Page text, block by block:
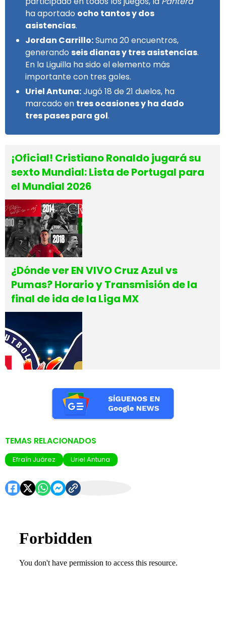
ha aportado ocho tantos y dos
asistencias.
Jordan Carrillo:Suma 20 encuentros,
generando seis dianas y tres asistencias.
En la Liguilla ha sido el elemento más
importante con tres goles.
Uriel Antuna:Jugó 18 de 21 duelos, ha
marcado en tres ocasiones y ha dado
tres pases para gol.
¡Oficial! Cristiano Ronaldo jugará su
sexto Mundial: Lista de Portugal para
el Mundial 2026
¿Dónde ver EN VIVO Cruz Azul vs
Pumas? Horario y Transmisión de la
final de ida de la Liga MX
TEMAS RELACIONADOS
Efraín Juárez Uriel Antuna